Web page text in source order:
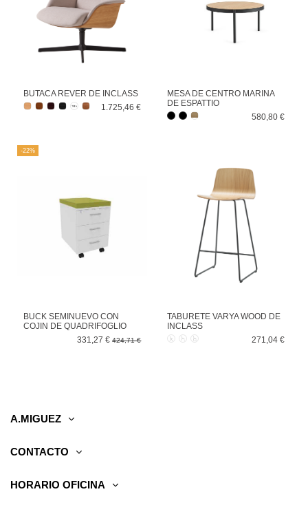
BUTACA REVER DE INCLASS
1.725,46 €
MESA DE CENTRO MARINA
DE ESPATTIO
580,80 €
-22%
BUCK SEMINUEVO CON
COJIN DE QUADRIFOGLIO
331,27 €424,71 €
TABURETE VARYA WOOD DE
INCLASS
271,04 €
A.MIGUEZ
CONTACTO
HORARIO OFICINA